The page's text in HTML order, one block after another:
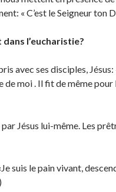
« C’est le Seigneur
l’eucharistie?
avec ses disciples,
moi . Il fit de même
Jésus lui-même. Les
suis le pain vivant,